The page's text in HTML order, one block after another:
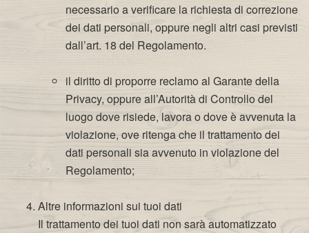
necessario a verificare la richiesta di correzione
dei dati personali, oppure negli altri casi previsti
dall’art. 18 del Regolamento.
il diritto di proporre reclamo al Garante della
Privacy, oppure all’Autorità di Controllo del
luogo dove risiede, lavora o dove è avvenuta la
violazione, ove ritenga che il trattamento dei
dati personali sia avvenuto in violazione del
Regolamento;
Altre informazioni sui tuoi dati
Il trattamento dei tuoi dati non sarà automatizzato